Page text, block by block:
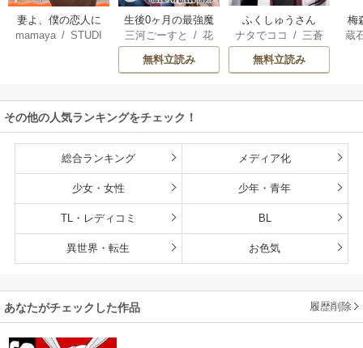
妻よ、僕の恋人に
なってくれません
mamaya/STUDI
生後0ヶ月の最強魔
王 食べるだけ強
くなるチート能力
持ち転生者だけど
雄たちの母乳で成
長して無双します
三河ごーすと /花
房雪/ マップ
無料立読み
ふくしゅうさん
ナタでココ /三蒼
/
チームふくし
ゅうさん
無料立読み
梅
蔵
その他の人気ランキングをチェック！
総合ランキング メディア化
少女・女性 少年・青年
TL・レディコミ BL
異世界・転生 お色気
あなたがチェックした作品 履歴削除